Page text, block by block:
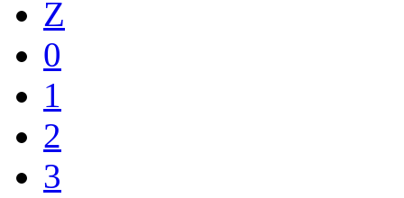
Z
0
1
2
3